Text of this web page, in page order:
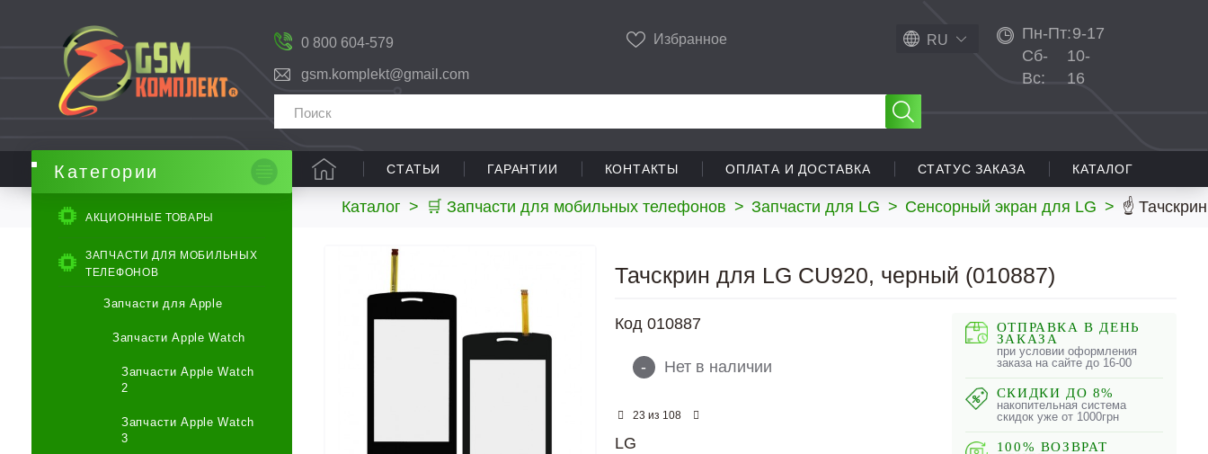
0 800 604-579
gsm.komplekt@gmail.com
Избранное RU Пн-Пт:9-17
Сб-
Вс:
10-
16
СТАТЬИ ГАРАНТИИ КОНТАКТЫ ОПЛАТА И ДОСТАВКА СТАТУС ЗАКАЗА КАТАЛОГ
Каталог > 🛒 Запчасти для мобильных телефонов > Запчасти для LG > Сенсорный экран для LG > ☝
Категории
АКЦИОННЫЕ ТОВАРЫ
ЗАПЧАСТИ ДЛЯ МОБИЛЬНЫХ
ТЕЛЕФОНОВ
Запчасти для Apple
Запчасти Apple Watch
Запчасти Apple Watch
2
Запчасти Apple Watch
3
Тачскрин для LG CU920, черный (010887)
Код 010887
- Нет в наличии
23 из 108
LG
ОТПРАВКА В ДЕНЬ
ЗАКАЗА
при условии оформления
заказа на сайте до 16-00
СКИДКИ ДО 8%
накопительная система
скидок уже от 1000грн
100% ВОЗВРАТ